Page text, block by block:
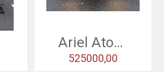
Ariel Atom 3 - 2010
525000,00